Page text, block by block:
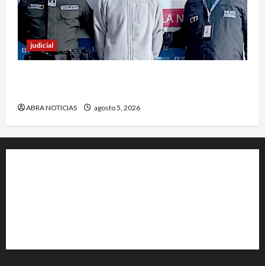
judicial
ABRA NOTICIAS agosto 5, 2026